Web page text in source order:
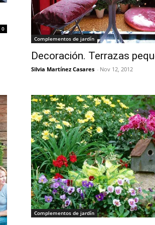
0
Complementos de jardín
Decoración. Terrazas
Silvia Martínez Casares - Nov 12, 2012
Complementos de jardín